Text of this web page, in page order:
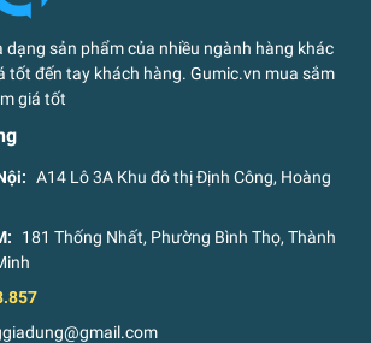
dạng sản phẩm của nhiều ngành hàng khác
tốt đến tay khách hàng. Gumic.vn mua sắm
giá tốt
A14 Lô 3A Khu đô thị Định Công, Hoàng
181 Thống Nhất, Phường Bình Thọ, Thành